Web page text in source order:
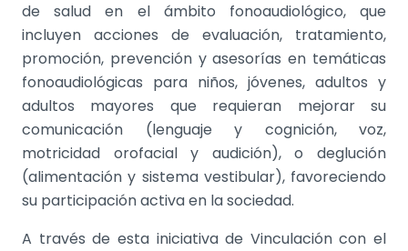
de salud en el ámbito fonoaudiológico, que
incluyen acciones de evaluación, tratamiento,
promoción, prevención y asesorías en temáticas
fonoaudiológicas para niños, jóvenes, adultos y
adultos mayores que requieran mejorar su
comunicación (lenguaje y cognición, voz,
motricidad orofacial y audición), o deglución
(alimentación y sistema vestibular), favoreciendo
su participación activa en la sociedad.
A través de esta iniciativa de Vinculación con el